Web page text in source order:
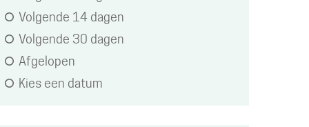
of
wijzig
resultaten
Volgende 14 dagen
Volgende 30 dagen
Afgelopen
Kies een datum